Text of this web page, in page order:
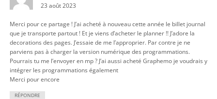
23 août 2023
Merci pour ce partage ! J’ai acheté à nouveau cette année le billet journal
que je transporte partout ! Et je viens d’acheter le planner !! J’adore la
decorations des pages. J’essaie de me l’approprier. Par contre je ne
parviens pas à charger la version numérique des programmations.
Pourrais tu me l’envoyer en mp ? J’ai aussi acheté Graphemo je voudrais y
intégrer les programmations également
Merci pour encore
RÉPONDRE